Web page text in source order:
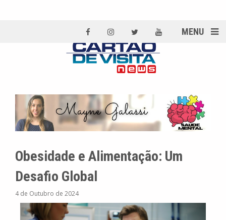
MENU
Obesidade e Alimentação: Um
Desafio Global
4 de Outubro de 2024